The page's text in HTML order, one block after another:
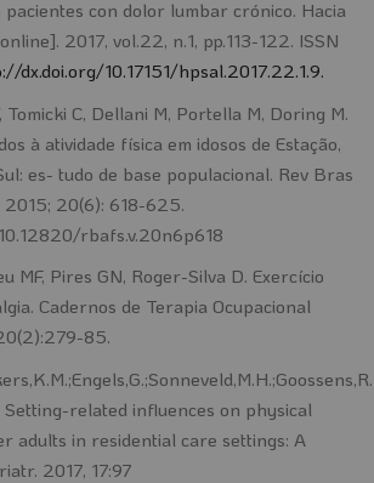
pacientes con dolor lumbar crónico. Hacia
2017, vol.22, n.1, pp.113-122. ISSN
dx.doi.org/10.17151/hpsal.2017.22.1.9.
Tomicki C, Dellani M, Portella M, Doring M.
à atividade física em idosos de Estação,
es- tudo de base populacional. Rev Bras
2015; 20(6): 618-625.
rbafs.v.20n6p618
MF, Pires GN, Roger-Silva D. Exercício
Cadernos de Terapia Ocupacional
85.
Setting-related influences on physical
adults in residential care settings: A
2017, 17:97